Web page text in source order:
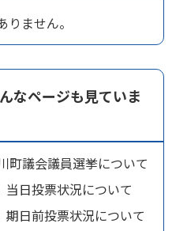
ません。
なページも見ていま
町議会議員選挙について
当日投票状況について
期日前投票状況について